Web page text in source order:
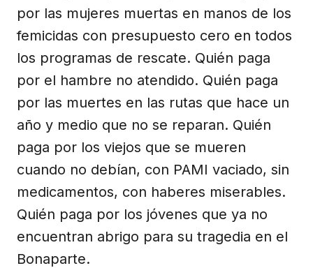
por las mujeres muertas en manos de los
femicidas con presupuesto cero en todos
los programas de rescate. Quién paga
por el hambre no atendido. Quién paga
por las muertes en las rutas que hace un
año y medio que no se reparan. Quién
paga por los viejos que se mueren
cuando no debían, con PAMI vaciado, sin
medicamentos, con haberes miserables.
Quién paga por los jóvenes que ya no
encuentran abrigo para su tragedia en el
Bonaparte.